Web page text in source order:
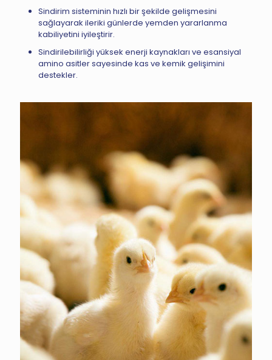
Sindirim sisteminin hızlı bir şekilde gelişmesini
sağlayarak ileriki günlerde yemden yararlanma
kabiliyetini iyileştirir.
Sindirilebilirliği yüksek enerji kaynakları ve esansiyal
amino asitler sayesinde kas ve kemik gelişimini
destekler.